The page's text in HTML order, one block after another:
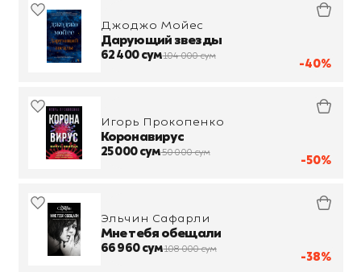
-40%
Джоджо Мойес
Дарующий звезды
62 400 сум104 000 сум
-50%
Игорь Прокопенко
Коронавирус
25 000 сум50 000 сум
-38%
Эльчин Сафарли
Мне тебя обещали
66 960 сум108 000 сум